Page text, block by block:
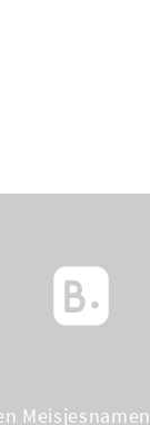
Meisjesnamen